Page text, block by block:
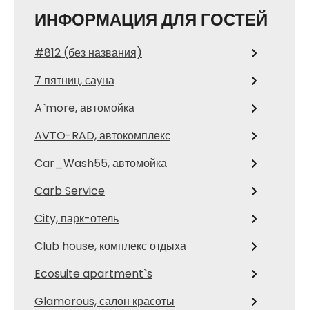
ИНФОРМАЦИЯ ДЛЯ ГОСТЕЙ
#812 (без названия)
7 пятниц, сауна
A`more, автомойка
AVTO-RAD, автокомплекс
Car_Wash55, автомойка
Carb Service
City, парк-отель
Club house, комплекс отдыха
Ecosuite apartment`s
Glamorous, салон красоты